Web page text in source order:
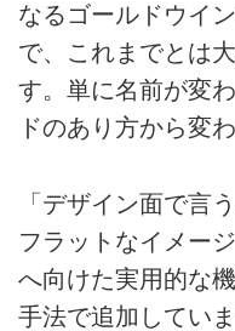
なるゴールドウイ
で、これまでとは
す。単に名前が変
ドのあり方から変
「デザイン面で言
フラットなイメー
へ向けた実用的な
手法で追加していま